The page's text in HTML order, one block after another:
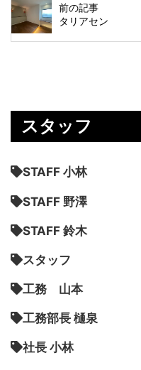
前の記事
タリアセン
スタッフ
STAFF 小林
STAFF 野澤
STAFF 鈴木
スタッフ
工務 山本
工務部長 樋泉
社長 小林